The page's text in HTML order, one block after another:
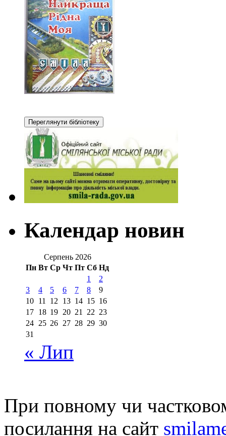
Календар новин
Серпень 2026
Пн Вт Ср Чт Пт Сб Нд
1
2
3
4 5 6 7 8
9
10 11 12 13 14 15 16
17 18 19 20 21 22 23
24 25 26 27 28 29 30
31
« Лип
При повному чи
посилання на сайт